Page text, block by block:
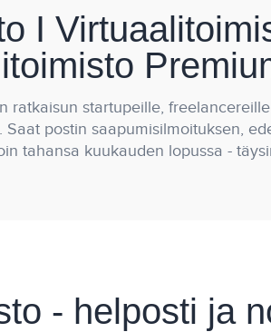
I
startupeille,
postin saapumisilmoituksen,
tahansa kuukauden lopussa -
- helposti ja